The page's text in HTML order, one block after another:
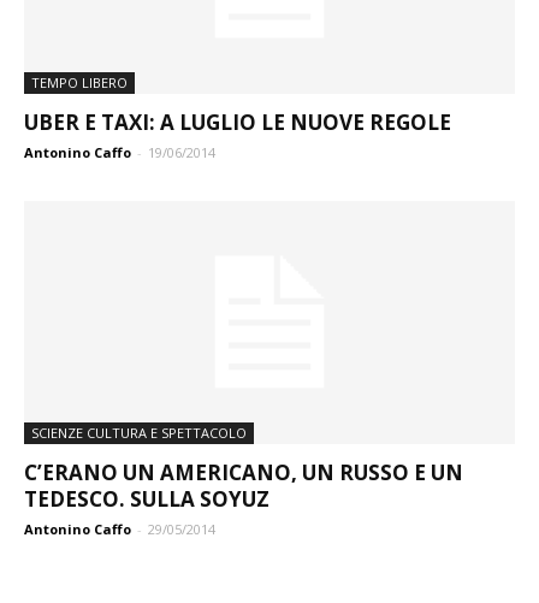
TEMPO LIBERO
UBER E TAXI: A LUGLIO LE NUOVE REGOLE
Antonino Caffo - 19/06/2014
SCIENZE CULTURA E SPETTACOLO
C’ERANO UN AMERICANO, UN RUSSO E UN
TEDESCO. SULLA SOYUZ
Antonino Caffo - 29/05/2014